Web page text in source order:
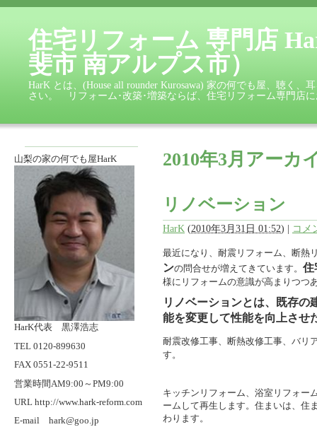
住宅リフォーム 専門店
斐市 南アルプス市）
HarK とは、(House all rounder Kurosawa) 家の何でも屋、聴く
さい。 リフォーム･改築･増築ならば、住宅リフォーム専門店
2010年3月アーカ
リノベーション
HarK (2010年3月31日 01:52) | コメ
最近になり、耐震リフォーム、断熱
ンの問合せが増えてきています。 住
様にリフォームの意識が高まりつつ
リノベーションとは、既存の
能を変更して性能を向上させ
耐震改修工事、断熱改修工事、バリ
す。
キッチンリフォーム、浴室リフォー
ームして再生します。住まいは、住
わります。
山梨の家の何でも屋HarK
HarK代表 黒澤浩志
TEL 0120-899630
FAX 0551-22-9511
営業時間AM9:00～PM9:00
URL http://www.hark-reform.com
E-mail hark@goo.jp